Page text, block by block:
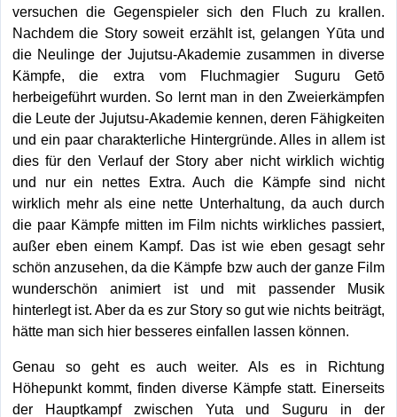
versuchen die Gegenspieler sich den Fluch zu krallen.
Nachdem die Story soweit erzählt ist, gelangen Yūta und
die Neulinge der Jujutsu-Akademie zusammen in diverse
Kämpfe, die extra vom Fluchmagier Suguru Getō
herbeigeführt wurden. So lernt man in den Zweierkämpfen
die Leute der Jujutsu-Akademie kennen, deren Fähigkeiten
und ein paar charakterliche Hintergründe. Alles in allem ist
dies für den Verlauf der Story aber nicht wirklich wichtig
und nur ein nettes Extra. Auch die Kämpfe sind nicht
wirklich mehr als eine nette Unterhaltung, da auch durch
die paar Kämpfe mitten im Film nichts wirkliches passiert,
außer eben einem Kampf. Das ist wie eben gesagt sehr
schön anzusehen, da die Kämpfe bzw auch der ganze Film
wunderschön animiert ist und mit passender Musik
hinterlegt ist. Aber da es zur Story so gut wie nichts beiträgt,
hätte man sich hier besseres einfallen lassen können.
Genau so geht es auch weiter. Als es in Richtung
Höhepunkt kommt, finden diverse Kämpfe statt. Einerseits
der Hauptkampf zwischen Yuta und Suguru in der